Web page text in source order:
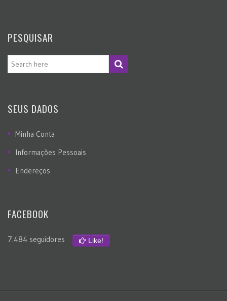
PESQUISAR
SEUS DADOS
Minha Conta
Informações Pessoais
Endereços
FACEBOOK
7.484 seguidores Like!